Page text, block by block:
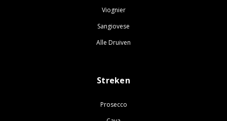
Viognier
Sangiovese
Alle Druiven
Streken
Prosecco